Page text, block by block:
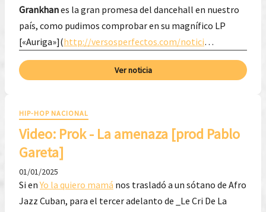
Grankhanes la gran promesa del dancehall en nuestro
país, como pudimos comprobar en su magnífico LP
[«Auriga»](http://versosperfectos.com/notici…
Ver noticia
HIP-HOP NACIONAL
Video: Prok - La amenaza [prod Pablo
Gareta]
01/01/2025
Si enYo la quiero mamá nos trasladó a un sótano de Afro
Jazz Cuban, para el tercer adelanto de _Le Cri De La